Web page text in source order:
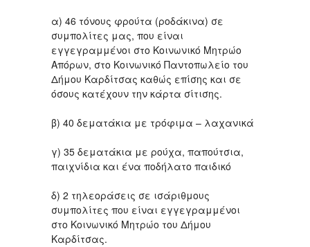
α) 46 τόνους φρούτα (ροδάκινα) σε
συμπολίτες μας, που είναι
εγγεγραμμένοι στο Κοινωνικό Μητρώο
Απόρων, στο Κοινωνικό Παντοπωλείο του
Δήμου Καρδίτσας καθώς επίσης και σε
όσους κατέχουν την κάρτα σίτισης.
β) 40 δεματάκια με τρόφιμα – λαχανικά
γ) 35 δεματάκια με ρούχα, παπούτσια,
παιχνίδια και ένα ποδήλατο παιδικό
δ) 2 τηλεοράσεις σε ισάριθμους
συμπολίτες που είναι εγγεγραμμένοι
στο Κοινωνικό Μητρώο του Δήμου
Καρδίτσας.